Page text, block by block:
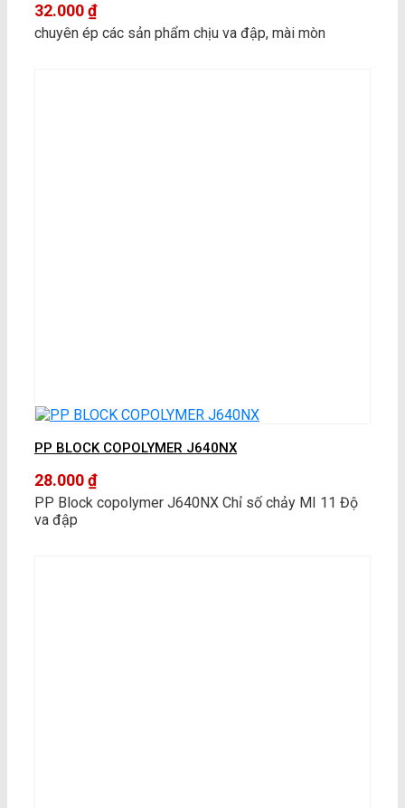
32.000₫
chuyên ép các sản phẩm chịu va đập, mài mòn
PP BLOCK COPOLYMER J640NX
28.000₫
PP Block copolymer J640NX Chỉ số chảy MI 11 Độ
va đập